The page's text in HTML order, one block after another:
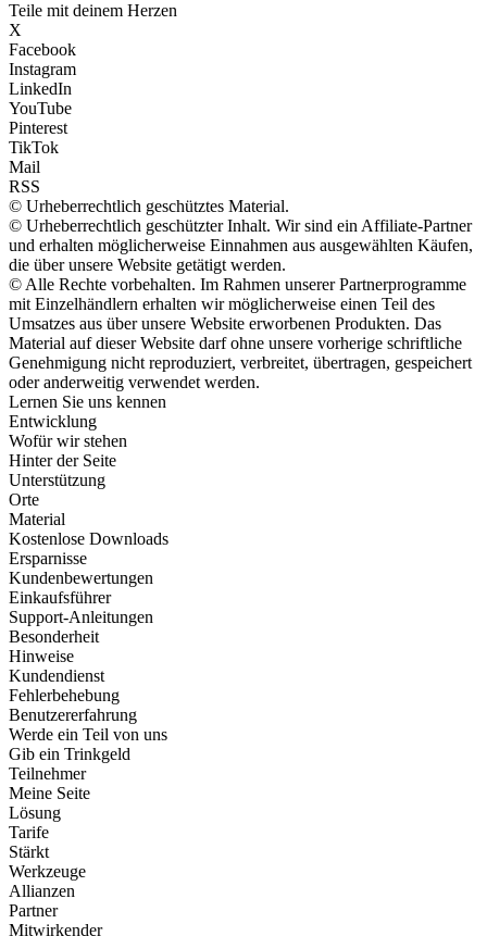
Teile mit deinem Herzen
X
Facebook
Instagram
LinkedIn
YouTube
Pinterest
TikTok
Mail
RSS
© Urheberrechtlich geschütztes Material.
© Urheberrechtlich geschützter Inhalt. Wir sind ein Affiliate-Partner
und erhalten möglicherweise Einnahmen aus ausgewählten Käufen,
die über unsere Website getätigt werden.
© Alle Rechte vorbehalten. Im Rahmen unserer Partnerprogramme
mit Einzelhändlern erhalten wir möglicherweise einen Teil des
Umsatzes aus über unsere Website erworbenen Produkten. Das
Material auf dieser Website darf ohne unsere vorherige schriftliche
Genehmigung nicht reproduziert, verbreitet, übertragen, gespeichert
oder anderweitig verwendet werden.
Lernen Sie uns kennen
Entwicklung
Wofür wir stehen
Hinter der Seite
Unterstützung
Orte
Material
Kostenlose Downloads
Ersparnisse
Kundenbewertungen
Einkaufsführer
Support-Anleitungen
Besonderheit
Hinweise
Kundendienst
Fehlerbehebung
Benutzererfahrung
Werde ein Teil von uns
Gib ein Trinkgeld
Teilnehmer
Meine Seite
Lösung
Tarife
Stärkt
Werkzeuge
Allianzen
Partner
Mitwirkender